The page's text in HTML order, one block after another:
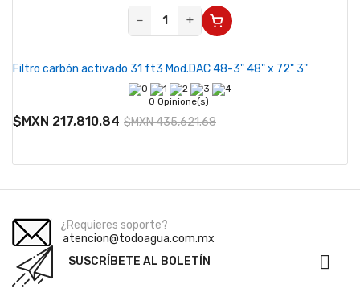
−
+
Filtro carbón activado 31 ft3 Mod.DAC 48-3" 48" x 72" 3"
0 Opinione(s)
$MXN 217,810.84 $MXN 435,621.68
¿Requieres soporte?
atencion@todoagua.com.mx
SUSCRÍBETE AL BOLETÍN
